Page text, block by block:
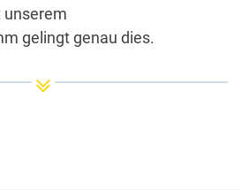
unserem
gelingt genau dies.